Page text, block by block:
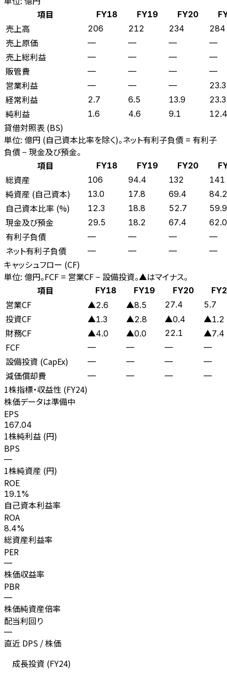
項目
FY18 FY19 FY20
売上高 206 212 234 284
売上原価 — — — —
売上総利益 — — — —
販管費 — — — —
営業利益 — — — 23.3
経常利益 2.7 6.5 13.9 23.3
純利益 1.6 4.6 9.1 12.4
貸借対照表 (BS)
単位: 億円 (自己資本比率を除く)。ネット有利子負債 = 有利子
負債 − 現金及び預金。
項目
FY18 FY19 FY20
総資産 106 94.4 132 141
純資産 (自己資本) 13.0 17.8 69.4 84.2
自己資本比率 (%) 12.3 18.8 52.7 59.9
現金及び預金 29.5 18.2 67.4 62.0
有利子負債 — — — —
ネット有利子負債 — — — —
キャッシュフロー (CF)
単位: 億円。FCF = 営業CF − 設備投資。▲はマイナス。
項目
FY18 FY19 FY20
営業CF ▲2.6 ▲8.5 27.4 5.7
投資CF ▲1.3 ▲2.8 ▲0.4 ▲1.2
財務CF ▲4.0 ▲0.0 22.1 ▲7.4
FCF — — — —
設備投資 (CapEx) — — — —
減価償却費 — — — —
1株指標・収益性 (FY24)
株価データは準備中
EPS
167.04
1株純利益 (円)
BPS
—
1株純資産 (円)
ROE
19.1%
自己資本利益率
ROA
8.4%
総資産利益率
PER
—
株価収益率
PBR
—
株価純資産倍率
配当利回り
—
直近 DPS / 株価
成長投資 (FY24)